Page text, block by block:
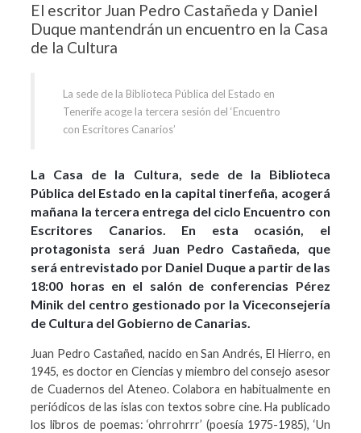
El escritor Juan Pedro Castañeda y Daniel
Duque mantendrán un encuentro en la Casa
de la Cultura
La sede de la Biblioteca Pública del Estado en
Tenerife acoge la tercera sesión del ‘Encuentro
con Escritores Canarios’
La Casa de la Cultura, sede de la Biblioteca
Pública del Estado en la capital tinerfeña, acogerá
mañana la tercera entrega del ciclo Encuentro con
Escritores Canarios. En esta ocasión, el
protagonista será Juan Pedro Castañeda, que
será entrevistado por Daniel Duque a partir de las
18:00 horas en el salón de conferencias Pérez
Minik del centro gestionado por la Viceconsejería
de Cultura del Gobierno de Canarias.
Juan Pedro Castañed, nacido en San Andrés, El Hierro, en
1945, es doctor en Ciencias y miembro del consejo asesor
de Cuadernos del Ateneo. Colabora en habitualmente en
periódicos de las islas con textos sobre cine. Ha publicado
los libros de poemas: ‘ohrrohrrr’ (poesía 1975-1985), ‘Un